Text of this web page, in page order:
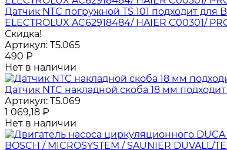
Датчик NTC погружной TS 101 подходит для
ELECTROLUX AC62918484/ HAIER C00301/
Скидка!
Артикул: T5.065
490 ₽
Нет в наличии
Датчик NTC накладной скоба 18 мм подходит
Артикул: T5.069
1 069,18 ₽
Нет в наличии